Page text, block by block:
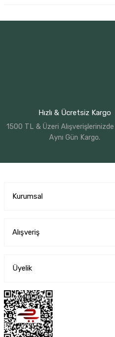
Hızlı & Ücretsiz Kargo
1500 TL & Üzeri
Aynı Gün Kargo.
Kurumsal
Alışveriş
Üyelik